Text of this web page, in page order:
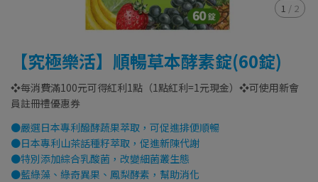
1 / 2
【究極樂活】順暢草本酵素錠(60錠)
❖每消費滿100元可得紅利1點（1點紅利=1元現金）❖可使用新會
員註冊禮優惠券
●嚴選日本專利醱酵蔬果萃取，可促進排便順暢
●日本專利山茶話種籽萃取，促進新陳代謝
●特別添加綜合乳酸菌，改變細菌叢生態
●藍綠藻、綠奇異果、鳳梨酵素，幫助消化